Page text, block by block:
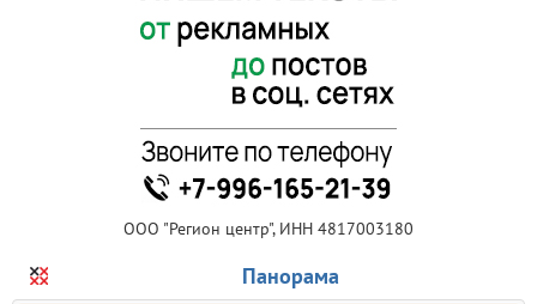
ООО "Регион центр", ИНН 4817003180
Панорама